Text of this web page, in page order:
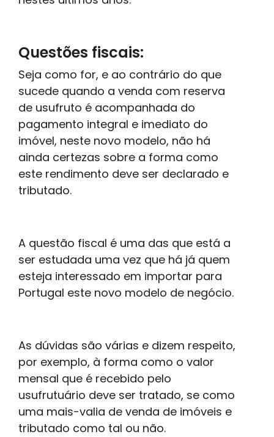
Questões fiscais:
Seja como for, e ao contrário do que
sucede quando a venda com reserva
de usufruto é acompanhada do
pagamento integral e imediato do
imóvel, neste novo modelo, não há
ainda certezas sobre a forma como
este rendimento deve ser declarado e
tributado.
A questão fiscal é uma das que está a
ser estudada uma vez que há já quem
esteja interessado em importar para
Portugal este novo modelo de negócio.
As dúvidas são várias e dizem respeito,
por exemplo, à forma como o valor
mensal que é recebido pelo
usufrutuário deve ser tratado, se como
uma mais-valia de venda de imóveis e
tributado como tal ou não.